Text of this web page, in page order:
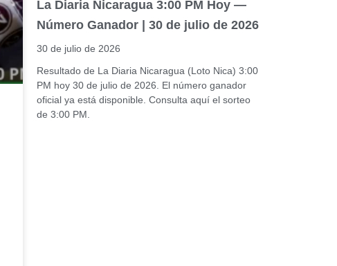
La Diaria Nicaragua 3:00 PM Hoy —
Número Ganador | 30 de julio de 2026
30 de julio de 2026
Resultado de La Diaria Nicaragua (Loto Nica) 3:00
PM hoy 30 de julio de 2026. El número ganador
oficial ya está disponible. Consulta aquí el sorteo
de 3:00 PM.